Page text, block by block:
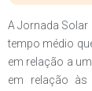
A Jornada Solar
tempo médio
em relação a
em relação